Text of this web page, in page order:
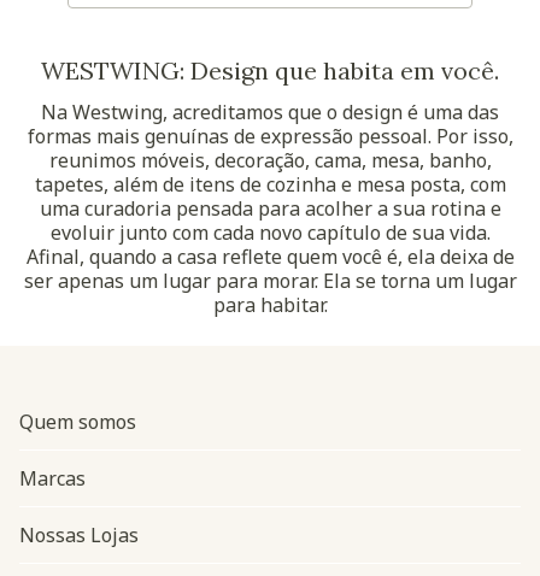
WESTWING: Design que habita em você.
Na Westwing, acreditamos que o design é uma das
formas mais genuínas de expressão pessoal. Por isso,
reunimos móveis, decoração, cama, mesa, banho,
tapetes, além de itens de cozinha e mesa posta, com
uma curadoria pensada para acolher a sua rotina e
evoluir junto com cada novo capítulo de sua vida.
Afinal, quando a casa reflete quem você é, ela deixa de
ser apenas um lugar para morar. Ela se torna um lugar
para habitar.
Quem somos
Marcas
Nossas Lojas